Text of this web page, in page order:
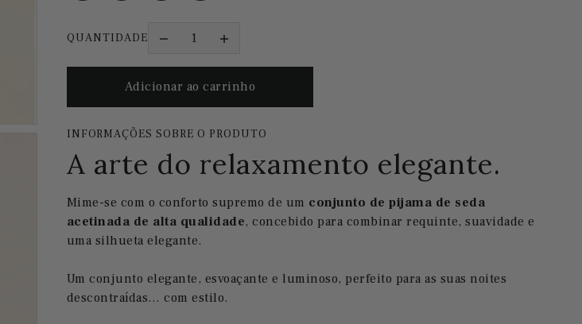
QUANTIDADE
INFORMAÇÕES SOBRE O PRODUTO
A arte do relaxamento elegante.
Mime-se com o conforto supremo de um conjunto de pijama de seda
acetinada de alta qualidade, concebido para combinar requinte, suavidade e
uma silhueta elegante.
Um conjunto elegante, esvoaçante e luminoso, perfeito para as suas noites
descontraídas… com estilo.